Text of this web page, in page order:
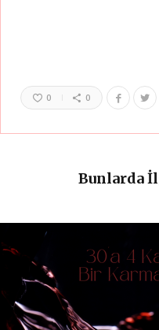
0 0
Bunlarda